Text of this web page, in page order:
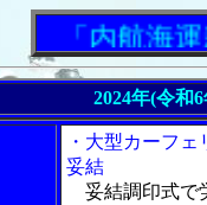
「内航海運新
2024年(令和
・大型カーフ
妥結
妥結調印式で